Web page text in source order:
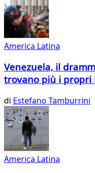
America Latina
Venezuela, il
trovano più i
di Estefano Tamburrini
America Latina